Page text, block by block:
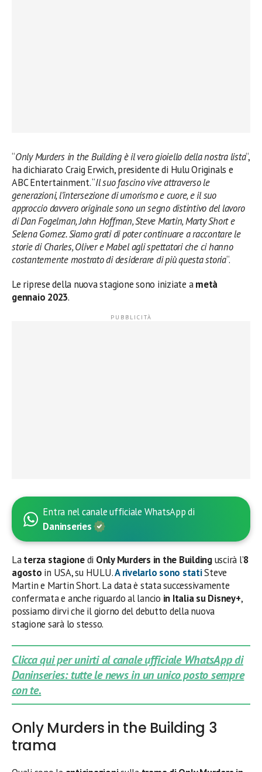
“Only Murders in the Building è il vero gioiello della nostra lista“,
ha dichiarato Craig Erwich, presidente di Hulu Originals e
ABC Entertainment. “Il suo fascino vive attraverso le
generazioni, l’intersezione di umorismo e cuore, e il suo
approccio davvero originale sono un segno distintivodel lavoro
di Dan Fogelman, John Hoffman, Steve Martin, Marty Short e
Selena Gomez. Siamo grati di poter continuare a raccontare le
storie di Charles, Oliver e Mabel agli spettatori che ci hanno
costantemente mostrato di desiderare di più questa storia“.
Le riprese della nuova stagione sono iniziate ametà
gennaio 2023.
Entra nel canale ufficiale WhatsApp di
Daninseries
Laterza stagionedi Only Murders in the Buildinguscirà l’8
agosto in USA, su HULU.A rivelarlo sono statiSteve
Martin e Martin Short. La data è stata successivamente
confermata e anche riguardo al lancio in Italia su Disney+,
possiamo dirvi che il giorno del debutto della nuova
stagione sarà lo stesso.
Clicca qui per unirti al canale ufficiale WhatsApp di
Daninseries: tutte le news in un unico posto sempre
con te.
Only Murders in the Building 3
trama